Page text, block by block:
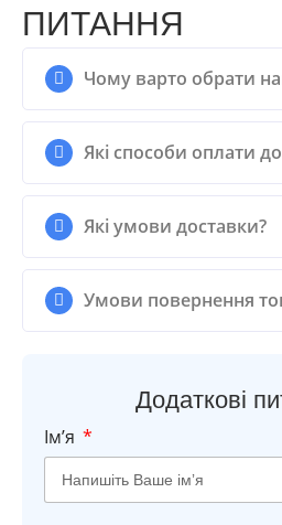
ПИТАННЯ
Чому варто обрати
Які способи оплати
Які умови доставки?
Умови повернення
Додаткові
Імʼя